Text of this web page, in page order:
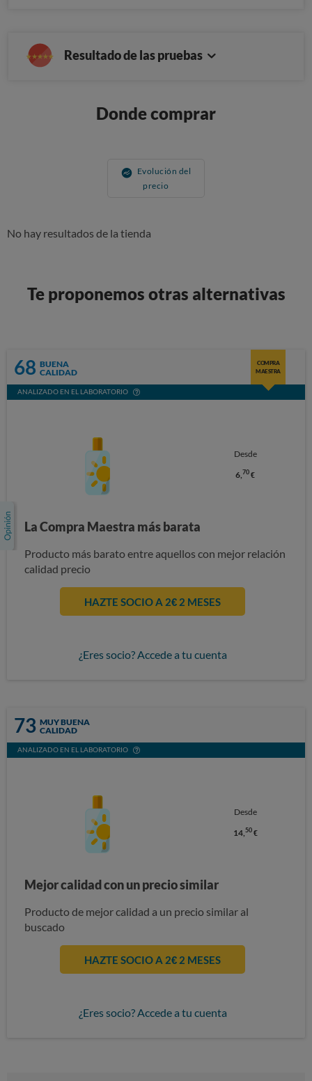
Resultado de las pruebas
Donde comprar
Evolución del
precio
No hay resultados de la tienda
Te proponemos otras alternativas
68 BUENA
CALIDAD
COMPRA
MAESTRA
ANALIZADO EN EL LABORATORIO
Desde
6, 70 €
La Compra Maestra más barata
Producto más barato entre aquellos con mejor relación
calidad precio
HAZTE SOCIO A 2€ 2 MESES
¿Eres socio? Accede a tu cuenta
73 MUY BUENA
CALIDAD
ANALIZADO EN EL LABORATORIO
Desde
14, 50€
Mejor calidad con un precio similar
Producto de mejor calidad a un precio similar al
buscado
HAZTE SOCIO A 2€ 2 MESES
¿Eres socio? Accede a tu cuenta